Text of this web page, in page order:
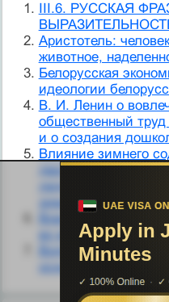
III.6. РУССКАЯ
Аристотель:
животное,
Белорусская
идеологии
В. И. Ленин о
общественный
и о создания
Влияние зимнего
движение.
ледяных
зимнему
Военные реформы
во второй половине
Вопрос 2.
основа жизни